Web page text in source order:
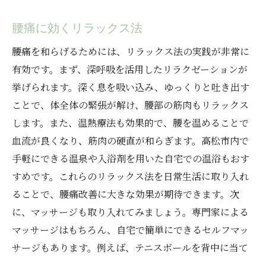
腰痛に効くリラックス法
腰痛を和らげるためには、リラックス法の実践が非常に
有効です。まず、深呼吸を活用したリラクゼーションが
挙げられます。深く息を吸い込み、ゆっくりと吐き出す
ことで、体全体の緊張が解け、腰部の筋肉もリラックス
します。また、温熱療法も効果的で、腰を温めることで
血流が良くなり、筋肉の硬直が和らぎます。高松市内で
手軽にできる温泉や入浴剤を用いた自宅での温浴もおす
すめです。これらのリラックス法を日常生活に取り入れ
ることで、腰痛改善に大きな効果が期待できます。次
に、マッサージも取り入れてみましょう。専門家による
マッサージはもちろん、自宅で簡単にできるセルフマッ
サージもあります。例えば、テニスボールを背中に当て